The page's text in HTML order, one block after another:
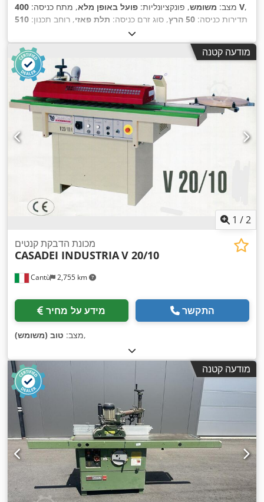
מצב: משומש, פונקציונליות: פועל באופן מלא, מתח כניסה: 400 V,
תדירות כניסה: 50 הרץ , סוג זרם כניסה: תלת פאזי, רוחב תכנון: 510
, מספר להבים:
מודעה קטנה
1 /2
Cantù 2,755 km
מכונת הדבקת קנטים
CASADEI INDUSTRIAV 20/10
מידע על מחיר התקשר
מצב: טוב (משומש) ,
מודעה קטנה